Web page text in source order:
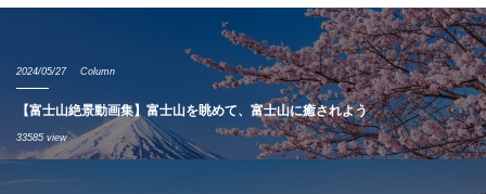
2024/05/27 Column
【富士山絶景動画集】富士山を眺めて、富士山に癒されよう
33585 view